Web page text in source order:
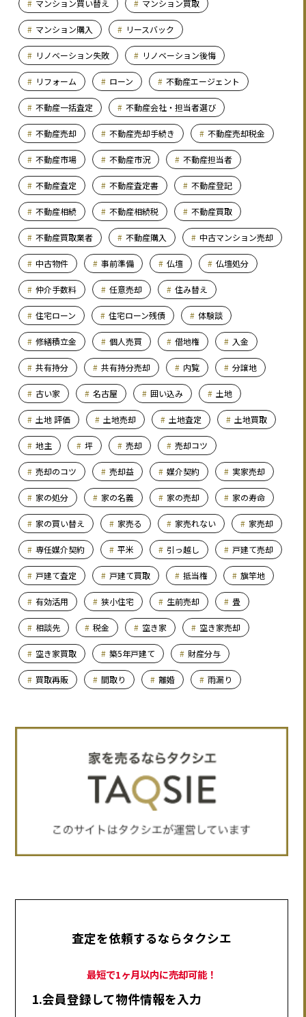
マンション買い替え マンション買取
マンション購入 リースバック
リノベーション失敗 リノベーション後悔
リフォーム ローン 不動産エージェント
不動産一括査定 不動産会社・担当者選び
不動産売却 不動産売却手続き 不動産売却税金
不動産市場 不動産市況 不動産担当者
不動産査定 不動産査定書 不動産登記
不動産相続 不動産相続税 不動産買取
不動産買取業者 不動産購入 中古マンション売却
中古物件 事前準備 仏壇 仏壇処分
仲介手数料 任意売却 住み替え
住宅ローン 住宅ローン残債 体験談
修繕積立金 個人売買 借地権 入金
共有持分 共有持分売却 内覧 分譲地
古い家 名古屋 囲い込み 土地
土地 評価 土地売却 土地査定 土地買取
地主 坪 売却 売却コツ
売却のコツ 売却益 媒介契約 実家売却
家の処分 家の名義 家の売却 家の寿命
家の買い替え 家売る 家売れない 家売却
専任媒介契約 平米 引っ越し 戸建て売却
戸建て査定 戸建て買取 抵当権 旗竿地
有効活用 狭小住宅 生前売却 畳
相談先 税金 空き家 空き家売却
空き家買取 築5年戸建て 財産分与
買取再販 間取り 離婚 雨漏り
査定を依頼するならタクシエ
最短で1ヶ月以内に売却可能！
1.会員登録して物件情報を入力